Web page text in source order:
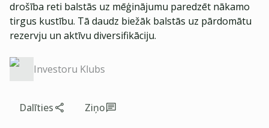
drošība reti balstās uz mēģinājumu paredzēt nākamo
tirgus kustību. Tā daudz biežāk balstās uz pārdomātu
rezervju un aktīvu diversifikāciju.
Investoru Klubs
Dalīties Ziņo